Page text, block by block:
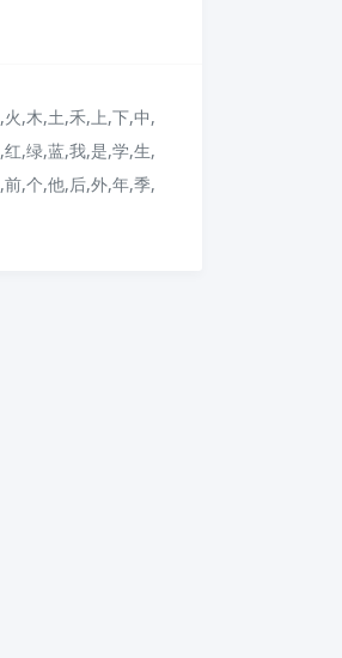
,木,土,禾,上,下,中,
,绿,蓝,我,是,学,生,
,个,他,后,外,年,季,